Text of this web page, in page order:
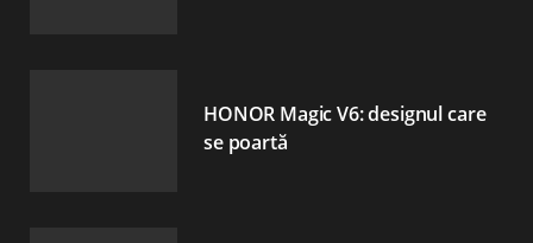
HONOR Magic V6: designul care
se poartă